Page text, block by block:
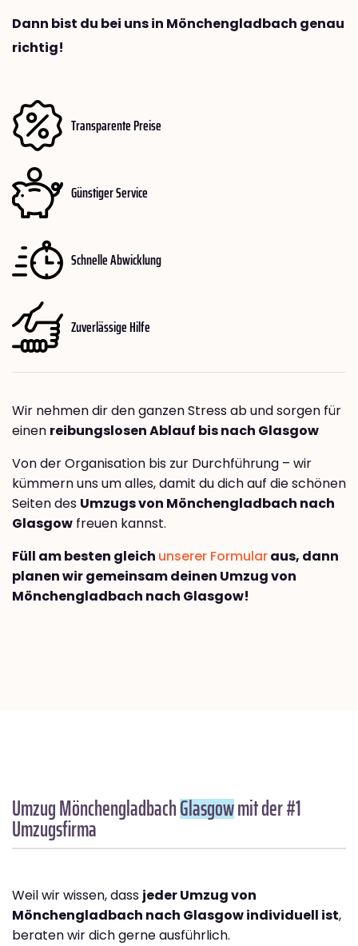
Dann bist du bei uns in Mönchengladbach genau
richtig!
Transparente Preise
Günstiger Service
Schnelle Abwicklung
Zuverlässige Hilfe
Wir nehmen dir den ganzen Stress ab und sorgen für
einen reibungslosen Ablauf bis nach Glasgow
Von der Organisation bis zur Durchführung – wir
kümmern uns um alles, damit du dich auf die schönen
Seiten des Umzugs von Mönchengladbach nach
Glasgow freuen kannst.
Füll am besten gleich unserer Formularaus, dann
planen wir gemeinsam deinen Umzug von
Mönchengladbach nach Glasgow!
Umzug MönchengladbachGlasgowmit der #1
Umzugsfirma
Weil wir wissen, dass jeder Umzug von
Mönchengladbach nach Glasgow individuell ist,
beraten wir dich gerne ausführlich.